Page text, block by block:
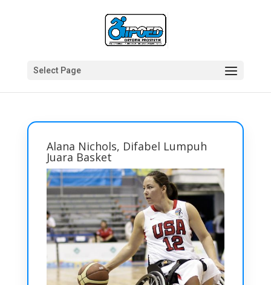
Select Page
Alana Nichols, Difabel Lumpuh
Juara Basket